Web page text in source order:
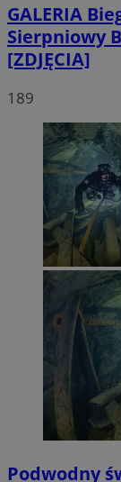
GALERIA
Sierpniowy
[ZDJĘCIA]
189
Podwodny